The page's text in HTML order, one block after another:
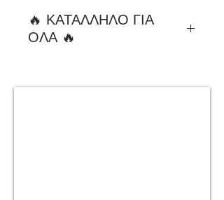
🔥 ΚΑΤΑΛΛΗΛΟ ΓΙΑ
ΟΛΑ 🔥